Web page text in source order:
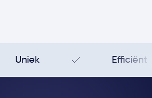
Uniek Efficiënt